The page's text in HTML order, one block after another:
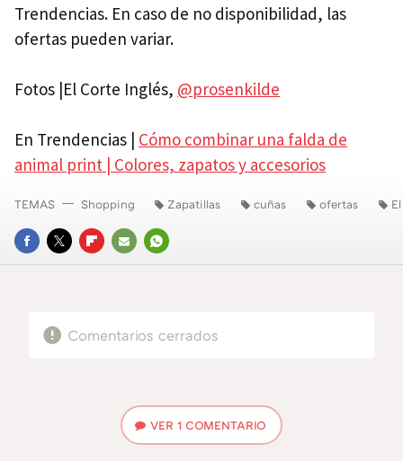
Trendencias. En caso de no disponibilidad, las
ofertas pueden variar.
Fotos |El Corte Inglés, @prosenkilde
En Trendencias | Cómo combinar una falda de
animal print | Colores, zapatos y accesorios
FACEBOOK
TWITTERFLIPBOARD
E-
WHATSAPP
TEMAS Shopping Zapatillas cuñas ofertas
Comentarios cerrados
VER1 COMENTARIO